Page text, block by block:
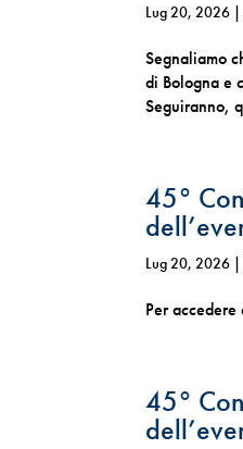
Lug 20, 2026
Segnaliamo
di Bologna e
Seguiranno,
45°
Lug 20, 2026
Per
45°